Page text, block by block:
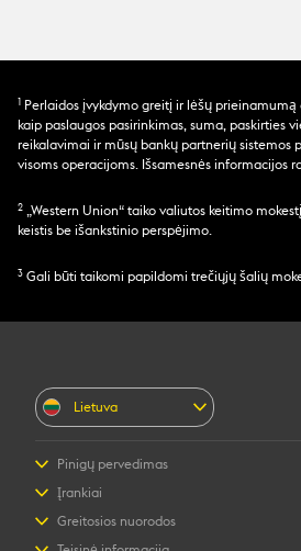
Perlaidos įvykdymo greitį ir lėšų
kaip paslaugos pasirinkimas, suma, paskirties
reikalavimai ir mūsų bankų partnerių sistemos
visoms operacijoms. Išsamesnės informacijos
2
„Western Union“ taiko valiutos keitimo
keistis be išankstinio perspėjimo.
3 Gali būti taikomi papildomi trečiųjų šalių
Lietuva
Pinigų pervedimas
Pinigų siuntimas internetu
Įrankiai
Pagalba klientams
Greitosios nuorodos